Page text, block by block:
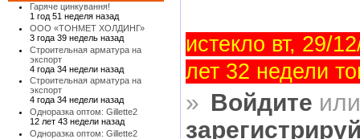
Гаряче цинкування!
1 год 51 неделя назад
ООО «ТОНМЕТ ХОЛДИНГ»
3 года 39 недель назад
Строительная арматура на
экспорт
4 года 34 недели назад
Строительная арматура на
экспорт
4 года 34 недели назад
Одноразка оптом: Gillette2
12 лет 43 недели назад
Одноразка оптом: Gillette2
истекло вт, 29/
лет 32 недели
» Войдите